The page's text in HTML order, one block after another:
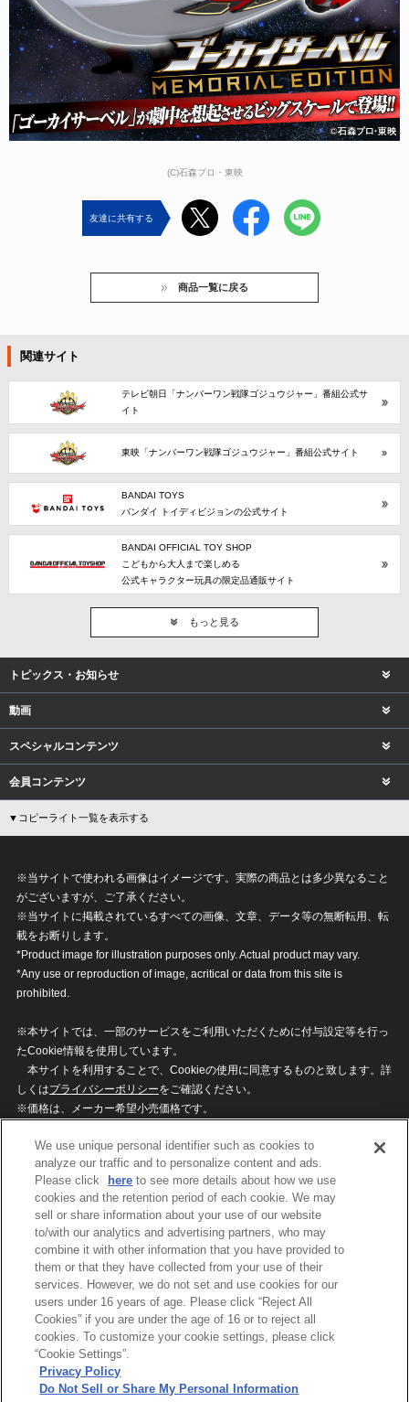
(C)石森プロ・東映
友達に共有する
商品一覧に戻る
関連サイト
テレビ朝日「ナンバーワン戦隊ゴジュウジャー」番組公式サ
イト
東映「ナンバーワン戦隊ゴジュウジャー」番組公式サイト
BANDAI TOYS
バンダイ トイディビジョンの公式サイト
BANDAI OFFICIAL TOY SHOP
こどもから大人まで楽しめる
公式キャラクター玩具の限定品通販サイト
もっと見る
トピックス・お知らせ
動画
スペシャルコンテンツ
会員コンテンツ
▼コピーライト一覧を表示する
※当サイトで使われる画像はイメージです。実際の商品とは多少異なること
がございますが、ご了承ください。
※当サイトに掲載されているすべての画像、文章、データ等の無断転用、転
載をお断りします。
*Product image for illustration purposes only. Actual product may vary.
*Any use or reproduction of image, acritical or data from this site is
prohibited.
※本サイトでは、一部のサービスをご利用いただくために付与設定等を行っ
たCookie情報を使用しています。
本サイトを利用することで、Cookieの使用に同意するものと致します。詳
しくはプライバシーポリシーをご確認ください。
※価格は、メーカー希望小売価格です。
ざいますのでご了承ください。
privacypolicy
Do Not Sell or Share My
Personal Information
ウェブサイトご利用条件
ソーシャルメディアポリシー
個人情報保護方針
お問い合わせ
©BANDAI
We use unique personal identifier such as cookies to
analyze our traffic and to personalize content and ads.
Please click
here to see more details about how we use
cookies and the retention period of each cookie. We may
sell or share information about your use of our website
to/with our analytics and advertising partners, who may
combine it with other information that you have provided to
them or that they have collected from your use of their
services. However, we do not set and use cookies for our
users under 16 years of age. Please click “Reject All
Cookies” if you are under the age of 16 or to reject all
cookies. To customize your cookie settings, please click
“Cookie Settings”.
Privacy Policy
Do Not Sell or Share My Personal Information